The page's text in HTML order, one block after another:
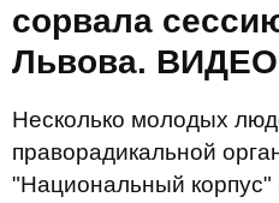
сорвала
Львова. ВИДЕО
Несколько молодых
праворадикальной
"Национальный корпус"